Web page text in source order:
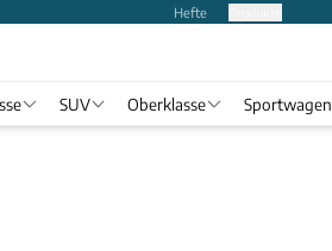
Hefte
SUV Oberklasse Sportwagen